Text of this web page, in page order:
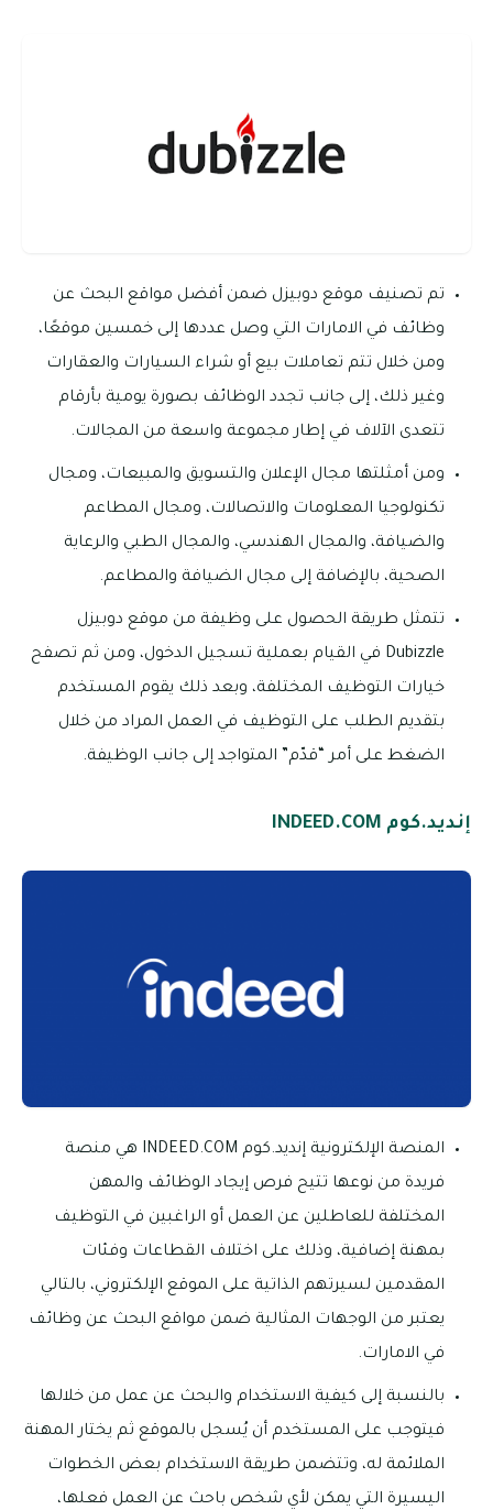
تم تصنيف موقع دوبيزل ضمن أفضل مواقع البحث عن
وظائف في الامارات التي وصل عددها إلى خمسين موقعًا،
ومن خلال تتم تعاملات بيع أو شراء السيارات والعقارات
وغير ذلك، إلى جانب تجدد الوظائف بصورة يومية بأرقام
تتعدى الآلاف في إطار مجموعة واسعة من المجالات.
ومن أمثلتها مجال الإعلان والتسويق والمبيعات، ومجال
تكنولوجيا المعلومات والاتصالات، ومجال المطاعم
والضيافة، والمجال الهندسي، والمجال الطبي والرعاية
الصحية، بالإضافة إلى مجال الضيافة والمطاعم.
تتمثل طريقة الحصول على وظيفة من موقع دوبيزل
Dubizzle في القيام بعملية تسجيل الدخول، ومن ثم تصفح
خيارات التوظيف المختلفة، وبعد ذلك يقوم المستخدم
بتقديم الطلب على التوظيف في العمل المراد من خلال
الضغط على أمر “قدّم” المتواجد إلى جانب الوظيفة.
إنديد.كوم INDEED.COM
المنصة الإلكترونية إنديد.كوم INDEED.COM هي منصة
فريدة من نوعها تتيح فرص إيجاد الوظائف والمهن
المختلفة للعاطلين عن العمل أو الراغبين في التوظيف
بمهنة إضافية، وذلك على اختلاف القطاعات وفئات
المقدمين لسيرتهم الذاتية على الموقع الإلكتروني، بالتالي
يعتبر من الوجهات المثالية ضمن مواقع البحث عن وظائف
في الامارات.
بالنسبة إلى كيفية الاستخدام والبحث عن عمل من خلالها
فيتوجب على المستخدم أن يُسجل بالموقع ثم يختار المهنة
الملائمة له، وتتضمن طريقة الاستخدام بعض الخطوات
اليسيرة التي يمكن لأي شخص باحث عن العمل فعلها،